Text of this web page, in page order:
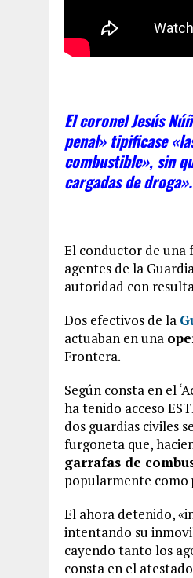
El coronel Jesús
penal» tipificase
combustible», sin
cargadas de droga».
El conductor de una
agentes de la
autoridad con
Dos efectivos de la
actuaban en una
Frontera.
Según consta en el
ha tenido acceso
dos guardias civiles
furgoneta que,
garrafas de
popularmente como
El ahora detenido,
intentando su
cayendo tanto los
consta en el